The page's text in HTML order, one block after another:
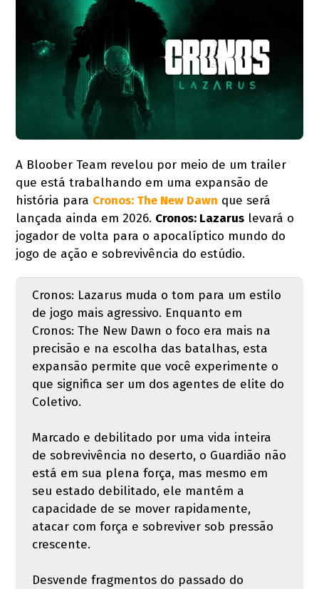
A Bloober Team revelou por meio de um trailer
que está trabalhando em uma expansão de
história para Cronos: The New Dawn que será
lançada ainda em 2026. Cronos: Lazarus levará o
jogador de volta para o apocalíptico mundo do
jogo de ação e sobrevivência do estúdio.
Cronos: Lazarus muda o tom para um estilo
de jogo mais agressivo. Enquanto em
Cronos: The New Dawn o foco era mais na
precisão e na escolha das batalhas, esta
expansão permite que você experimente o
que significa ser um dos agentes de elite do
Coletivo.
Marcado e debilitado por uma vida inteira
de sobrevivência no deserto, o Guardião não
está em sua plena força, mas mesmo em
seu estado debilitado, ele mantém a
capacidade de se mover rapidamente,
atacar com força e sobreviver sob pressão
crescente.
Desvende fragmentos do passado do